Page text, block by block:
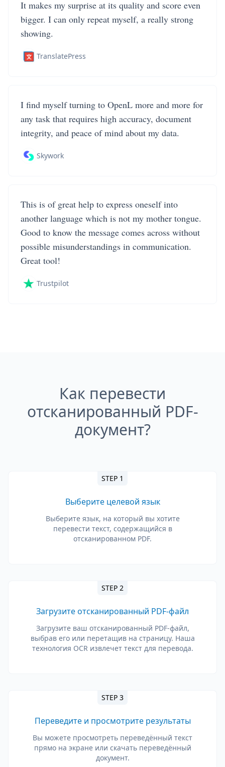
It makes my surprise at its quality and score even
bigger. I can only repeat myself, a really strong
showing.
TranslatePress
I find myself turning to OpenL more and more for
any task that requires high accuracy, document
integrity, and peace of mind about my data.
Skywork
This is of great help to express oneself into
another language which is not my mother tongue.
Good to know the message comes across without
possible misunderstandings in communication.
Great tool!
Trustpilot
Как перевести
отсканированный PDF-
документ?
STEP 1
Выберите целевой язык
Выберите язык, на который вы хотите
перевести текст, содержащийся в
отсканированном PDF.
STEP 2
Загрузите отсканированный PDF-файл
Загрузите ваш отсканированный PDF-файл,
выбрав его или перетащив на страницу. Наша
технология OCR извлечет текст для перевода.
STEP 3
Переведите и просмотрите результаты
Вы можете просмотреть переведённый текст
прямо на экране или скачать переведённый
документ.